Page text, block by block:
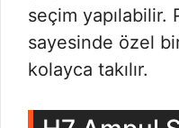
seçim yapılabilir.
sayesinde özel
kolayca takılır.